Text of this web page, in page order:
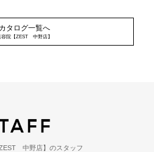
タログ一覧へ
容院【ZEST 中野店】
中野店】のスタッフ